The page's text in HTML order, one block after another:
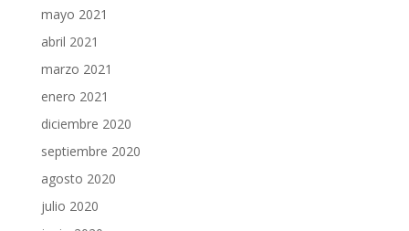
mayo 2021
abril 2021
marzo 2021
enero 2021
diciembre 2020
septiembre 2020
agosto 2020
julio 2020